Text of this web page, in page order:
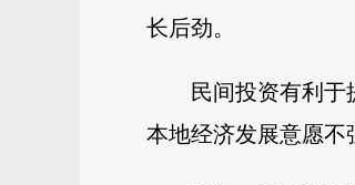
长后劲。
民间投资有利
本地经济发展意愿不